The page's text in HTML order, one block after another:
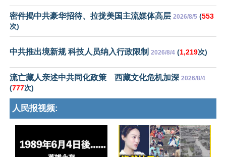
密件揭中共豪华招待、拉拢美国主流媒体高层 2026/8/5 (553
次)
中共推出境新规 科技人员纳入行政限制 2026/8/4 (1,219次)
流亡藏人亲述中共同化政策 西藏文化危机加深 2026/8/4
(777次)
人民报视频: